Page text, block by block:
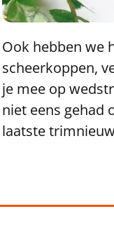
Ook hebben we
scheerkoppen,
je mee op
niet eens gehad
laatste